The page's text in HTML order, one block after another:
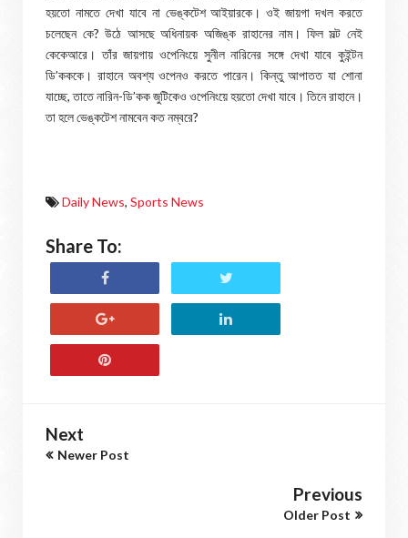
হয়তো নামতে দেখা যাবে না ভেঙ্কটেশ আইয়ারকে। ওই জায়গা দখল করতে
চলেছেন কে? উঠে আসছে অধিনায়ক অজিঙ্ক রাহানের নাম। ফিল সল্ট নেই
কেকেআরে। তাঁর জায়গায় ওপেনিংয়ে সুনীল নারিনের সঙ্গে দেখা যাবে কুইন্টন
ডি’কককে। রাহানে অবশ্য ওপেনও করতে পারেন। কিন্তু আপাতত যা শোনা
যাচ্ছে, তাতে নারিন-ডি’কক জুটিকেও ওপেনিংয়ে হয়তো দেখা যাবে। তিনে রাহানে।
তা হলে ভেঙ্কটেশ নামবেন কত নম্বরে?
Daily News, Sports News
Share To:
Next
Newer Post
Previous
Older Post